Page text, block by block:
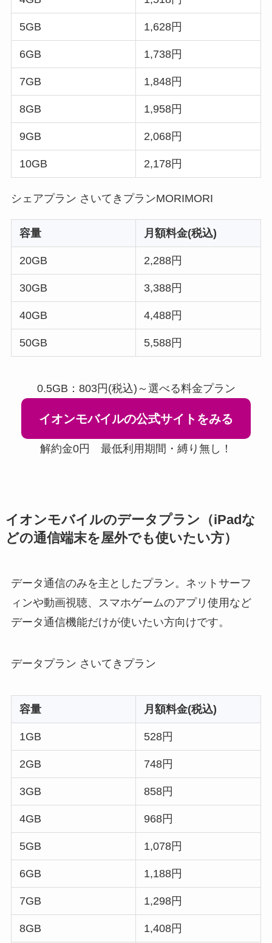
5GB 1,628円
6GB 1,738円
7GB 1,848円
8GB 1,958円
9GB 2,068円
10GB 2,178円
シェアプラン さいてきプランMORIMORI
容量 月額料金(税込)
20GB 2,288円
30GB 3,388円
40GB 4,488円
50GB 5,588円
0.5GB：803円(税込)～選べる料金プラン
イオンモバイルの公式サイトをみる
解約金0円 最低利用期間・縛り無し！
イオンモバイルのデータプラン（iPadな
どの通信端末を屋外でも使いたい方）
データ通信のみを主としたプラン。ネットサーフ
ィンや動画視聴、スマホゲームのアプリ使用など
データ通信機能だけが使いたい方向けです。
データプラン さいてきプラン
容量 月額料金(税込)
1GB 528円
2GB 748円
3GB 858円
4GB 968円
5GB 1,078円
6GB 1,188円
7GB 1,298円
8GB 1,408円